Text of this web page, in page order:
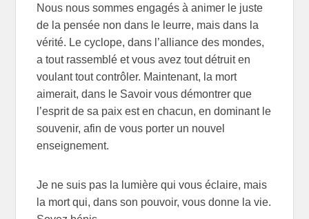
Nous nous sommes engagés à animer le juste
de la pensée non dans le leurre, mais dans la
vérité. Le cyclope, dans l’alliance des mondes,
a tout rassemblé et vous avez tout détruit en
voulant tout contrôler. Maintenant, la mort
aimerait, dans le Savoir vous démontrer que
l’esprit de sa paix est en chacun, en dominant le
souvenir, afin de vous porter un nouvel
enseignement.
Je ne suis pas la lumière qui vous éclaire, mais
la mort qui, dans son pouvoir, vous donne la vie.